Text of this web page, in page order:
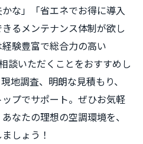
かな」「省エネでお得に導入
るメンテナンス体制が欲し
経験豊富で総合力の高い
談いただくことをおすすめし
地調査、明朗な見積もり、
プでサポート。ぜひお気軽
なたの理想の空調環境を、
しょう！